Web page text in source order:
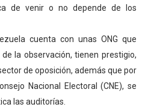
de venir o no depende de los
cuenta con unas ONG que
la observación, tienen prestigio,
de oposición, además que por
Nacional Electoral (CNE), se
las auditorías.